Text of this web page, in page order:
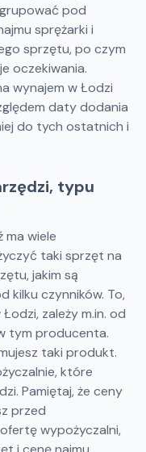
pod
sprężarki i
sprzętu, po czym
oczekiwania.
wynajem w Łodzi
daty dodania
do tych ostatnich i
typu
ma wiele
taki sprzęt na
jakim są
kilku czynników. To,
zależy m.in. od
tym producenta.
taki produkt.
które
Pamiętaj, że ceny
przed
wypożyczalni,